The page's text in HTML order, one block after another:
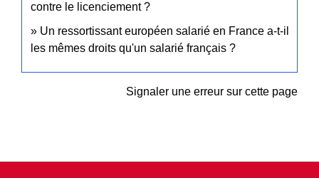
contre le licenciement ?
Un ressortissant européen salarié en France a-t-il
les mêmes droits qu'un salarié français ?
Signaler une erreur sur cette page